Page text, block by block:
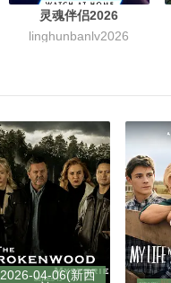
灵魂伴侣2026
linghunbanlv2026
2026-04-06(新西